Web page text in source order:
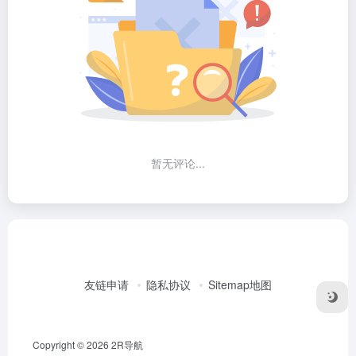
暂无评论...
友链申请 隐私协议 Sitemap地图
Copyright © 2026 2R导航